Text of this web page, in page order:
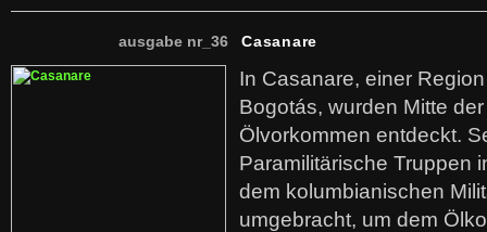
ausgabe nr_36 Casanare
In Casanare, einer
Bogotás, wurden Mitte
Ölvorkommen entdeckt.
Paramilitärische Truppen
dem kolumbianischen
umgebracht, um dem